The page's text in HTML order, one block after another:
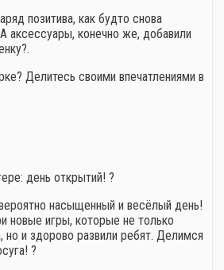
позитива, как будто снова
аксессуары, конечно же, добавили
Делитесь своими впечатлениями в
день открытий! ?
насыщенный и весёлый день!
новые игры, которые не только
но и здорово развили ребят. Делимся
?